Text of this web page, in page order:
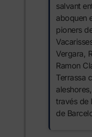
salvant
aboquen
pioners
Vergara,
Ramon
Terrassa
través de
de